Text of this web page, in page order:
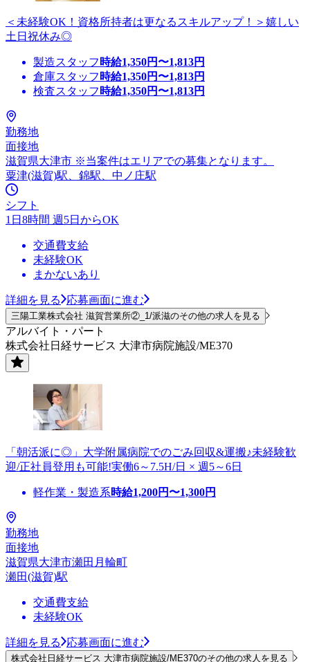
＜未経験OK！資格所持者は更なるスキルアップ！＞嬉しい
土日祝休み◎
製造スタッフ 時給1,350円〜1,813円
倉庫スタッフ 時給1,350円〜1,813円
検査スタッフ 時給1,350円〜1,813円
勤務地
面接地
滋賀県大津市 ※当案件はエリアでの募集となります。
粟津(滋賀)駅、錦駅、中ノ庄駅
シフト
1日8時間 週5日からOK
交通費支給
未経験OK
まかないあり
詳細を見る 応募画面に進む
三陽工業株式会社 滋賀営業所②_1/派滋のその他の求人を見る
アルバイト・パート
株式会社日経サービス 大津市病院施設/ME370
「朝活派に◎」大学附属病院でのごみ回収&運搬♪未経験歓
迎/正社員登用も可能!実働6～7.5H/日 × 週5～6日
軽作業・製造系時給1,200円〜1,300円
勤務地
面接地
滋賀県大津市瀬田月輪町
瀬田(滋賀)駅
交通費支給
未経験OK
詳細を見る 応募画面に進む
株式会社日経サービス 大津市病院施設/ME370のその他の求人を見る